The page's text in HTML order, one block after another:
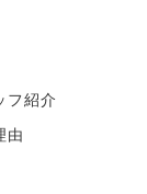
フ紹介
由